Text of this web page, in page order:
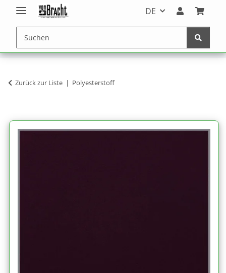
DE
Zurück zur Liste Polyesterstoff